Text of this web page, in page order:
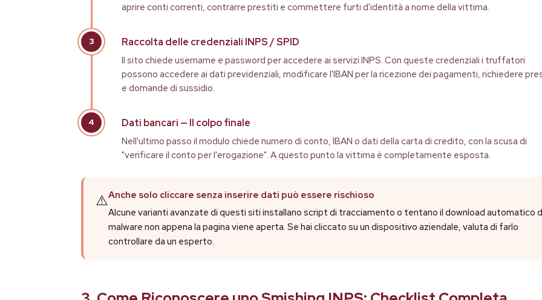
aprire conti correnti, contrarre prestiti e commettere furti d'identità a nome della vittima.
Raccolta delle credenziali INPS / SPID
Il sito chiede username e password per accedere ai servizi INPS. Con queste credenziali i truffatori
possono accedere ai dati previdenziali, modificare l'IBAN per la ricezione dei pagamenti, richiedere
e domande di sussidio.
Dati bancari — Il colpo finale
Nell'ultimo passo il modulo chiede numero di conto, IBAN o dati della carta di credito, con la scusa di
"verificare il conto per l'erogazione". A questo punto la vittima è completamente esposta.
⚠️Anche solo cliccare senza inserire dati può essere rischioso
Alcune varianti avanzate di questi siti installano script di tracciamento o tentano il download automatico
malware non appena la pagina viene aperta. Se hai cliccato su un dispositivo aziendale, valuta di farlo
controllare da un esperto.